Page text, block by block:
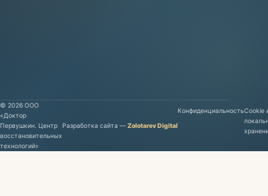
© 2026 ООО
«Доктор
Первушкин. Центр
восстановительных
технологий»
Разработка сайта —Zolotarev Digital
КонфиденциальностьCookie